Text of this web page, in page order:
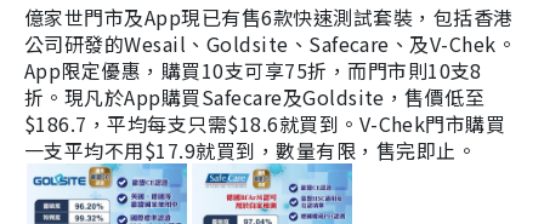
億家世門市及App現已有售6款快速測試套裝，包括香港
公司研發的Wesail、Goldsite、Safecare、及V-Chek。
App限定優惠，購買10支可享75折，而門市則10支8
折。現凡於App購買Safecare及Goldsite，售價低至
$186.7，平均每支只需$18.6就買到。V-Chek門市購買
一支平均不用$17.9就買到，數量有限，售完即止。